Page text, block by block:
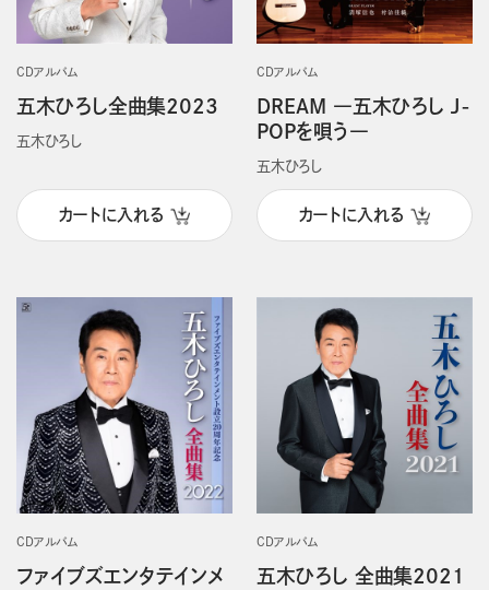
CDアルバム
五木ひろし全曲集2023
五木ひろし
カートに入れる
CDアルバム
DREAM ―五木ひろし J-
POPを唄う―
五木ひろし
カートに入れる
CDアルバム
ファイブズエンタテインメ
CDアルバム
五木ひろし 全曲集2021